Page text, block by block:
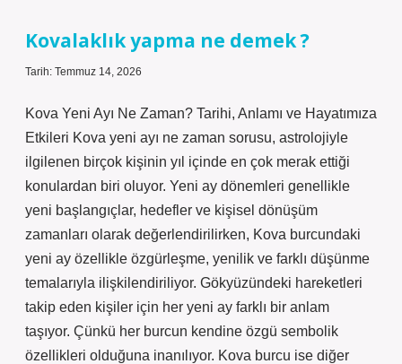
verdi
Kovalaklık yapma ne demek ?
Tarih: Temmuz 14, 2026
Kova Yeni Ayı Ne Zaman? Tarihi, Anlamı ve Hayatımıza
Etkileri Kova yeni ayı ne zaman sorusu, astrolojiyle
ilgilenen birçok kişinin yıl içinde en çok merak ettiği
konulardan biri oluyor. Yeni ay dönemleri genellikle
yeni başlangıçlar, hedefler ve kişisel dönüşüm
zamanları olarak değerlendirilirken, Kova burcundaki
yeni ay özellikle özgürleşme, yenilik ve farklı düşünme
temalarıyla ilişkilendiriliyor. Gökyüzündeki hareketleri
takip eden kişiler için her yeni ay farklı bir anlam
taşıyor. Çünkü her burcun kendine özgü sembolik
özellikleri olduğuna inanılıyor. Kova burcu ise diğer